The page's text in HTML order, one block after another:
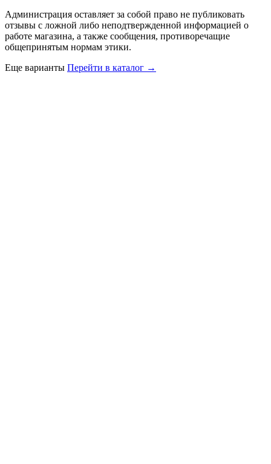
Администрация оставляет за собой право не публиковать
отзывы с ложной либо неподтвержденной информацией о
работе магазина, а также сообщения, противоречащие
общепринятым нормам этики.
Еще варианты Перейти в каталог →